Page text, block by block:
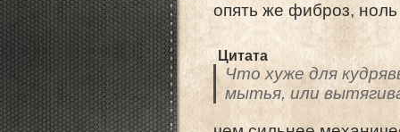
опять же фиброз,
Цитата
Что хуже для
мытья, или